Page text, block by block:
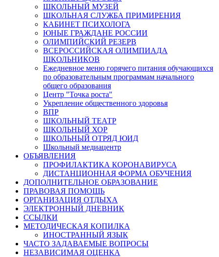
ШКОЛЬНЫЙ МУЗЕЙ
ШКОЛЬНАЯ СЛУЖБА ПРИМИРЕНИЯ
КАБИНЕТ ПСИХОЛОГА
ЮНЫЕ ГРАЖДАНЕ РОССИИ
ОЛИМПИЙСКИЙ РЕЗЕРВ
ВСЕРОССИЙСКАЯ ОЛИМПИАДА
ШКОЛЬНИКОВ
Ежедневное меню горячего питания обучающихся
по образовательным программам начального
общего образования
Центр "Точка роста"
Укрепление общественного здоровья
ВПР
ШКОЛЬНЫЙ ТЕАТР
ШКОЛЬНЫЙ ХОР
ШКОЛЬНЫЙ ОТРЯД ЮИД
Школьный медиацентр
ОБЪЯВЛЕНИЯ
ПРОФИЛАКТИКА КОРОНАВИРУСА
ДИСТАНЦИОННАЯ ФОРМА ОБУЧЕНИЯ
ДОПОЛНИТЕЛЬНОЕ ОБРАЗОВАНИЕ
ПРАВОВАЯ ПОМОЩЬ
ОРГАНИЗАЦИЯ ОТДЫХА
ЭЛЕКТРОННЫЙ ДНЕВНИК
ССЫЛКИ
МЕТОДИЧЕСКАЯ КОПИЛКА
ИНОСТРАННЫЙ ЯЗЫК
ЧАСТО ЗАДАВАЕМЫЕ ВОПРОСЫ
НЕЗАВИСИМАЯ ОЦЕНКА